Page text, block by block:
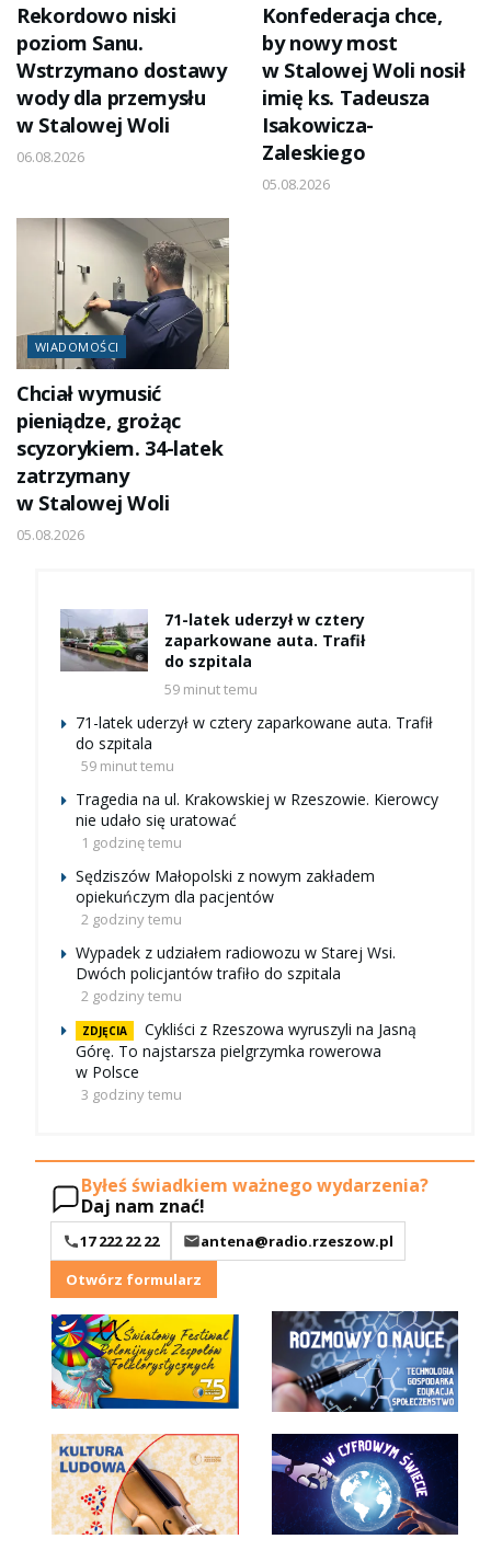
Rekordowo niski
poziom Sanu.
Wstrzymano dostawy
wody dla przemysłu
w Stalowej Woli
06.08.2026
Konfederacja chce,
by nowy most
w Stalowej Woli nosił
imię ks. Tadeusza
Isakowicza-
Zaleskiego
05.08.2026
WIADOMOŚCI
Chciał wymusić
pieniądze, grożąc
scyzorykiem. 34-latek
zatrzymany
w Stalowej Woli
05.08.2026
71-latek uderzył w cztery
zaparkowane auta. Trafił
do szpitala
59 minut temu
71-latek uderzył w cztery zaparkowane auta. Trafił
do szpitala
59 minut temu
Tragedia na ul. Krakowskiej w Rzeszowie. Kierowcy
nie udało się uratować
1 godzinę temu
Sędziszów Małopolski z nowym zakładem
opiekuńczym dla pacjentów
2 godziny temu
Wypadek z udziałem radiowozu w Starej Wsi.
Dwóch policjantów trafiło do szpitala
2 godziny temu
ZDJĘCIA
Cykliści z Rzeszowa wyruszyli na Jasną
Górę. To najstarsza pielgrzymka rowerowa
w Polsce
3 godziny temu
Byłeś świadkiem ważnego wydarzenia?
Daj nam znać!
17 222 22 22
antena@radio.rzeszow.pl
Otwórz formularz